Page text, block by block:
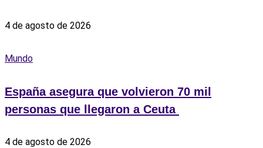
4 de agosto de 2026
Mundo
España asegura que volvieron 70 mil
personas que llegaron a Ceuta ‎
4 de agosto de 2026